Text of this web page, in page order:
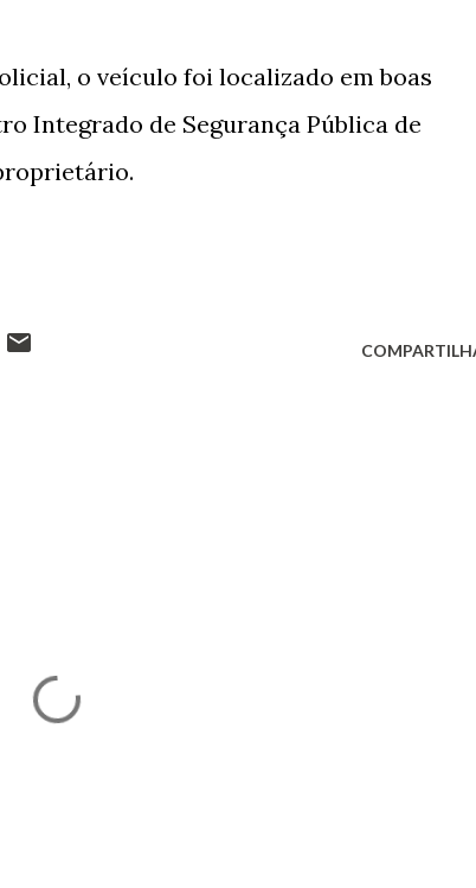
o veículo foi localizado em boas
Integrado de Segurança Pública de